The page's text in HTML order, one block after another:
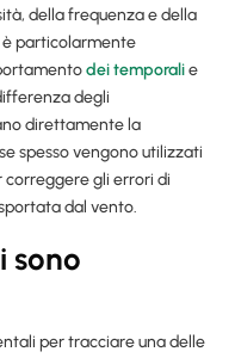
della frequenza e della
particolarmente
dei temporalie
degli
direttamente la
spesso vengono utilizzati
correggere gli errori di
dal vento.
sono
per tracciare una delle